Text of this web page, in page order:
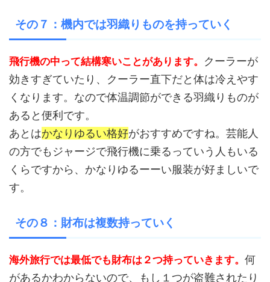
その７：機内では羽織りものを持っていく
飛行機の中って結構寒いことがあります。 クーラーが
効きすぎていたり、クーラー直下だと体は冷えやす
くなります。なので体温調節ができる羽織りものが
あると便利です。
あとはかなりゆるい格好がおすすめですね。芸能人
の方でもジャージで飛行機に乗るっていう人もいる
くらですから、かなりゆるーーい服装が好ましいで
す。
その８：財布は複数持っていく
海外旅行では最低でも財布は２つ持っていきます。 何
があるかわからないので、もし１つが盗難されたり